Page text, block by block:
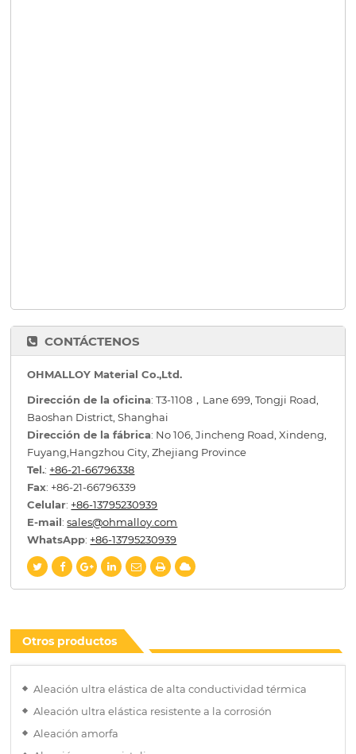
CONTÁCTENOS
OHMALLOY Material Co.,Ltd.
Dirección de la oficina: T3-1108，Lane 699, Tongji Road,
Baoshan District, Shanghai
Dirección de la fábrica: No 106, Jincheng Road, Xindeng,
Fuyang,Hangzhou City, Zhejiang Province
Tel.: +86-21-66796338
Fax: +86-21-66796339
Celular: +86-13795230939
E-mail:sales@ohmalloy.com
WhatsApp: +86-13795230939
Otros productos
Aleación ultra elástica de alta conductividad térmica
Aleación ultra elástica resistente a la corrosión
Aleación amorfa